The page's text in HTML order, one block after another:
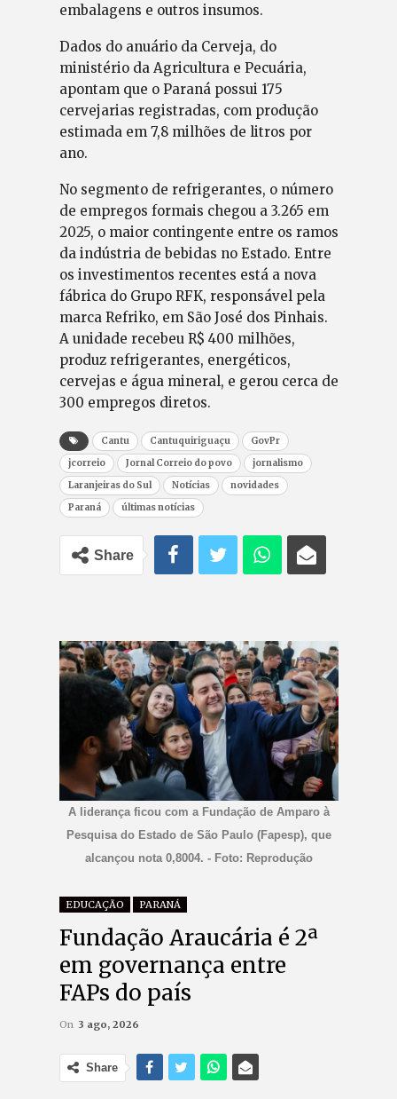
embalagens e outros insumos.
Dados do anuário da Cerveja, do
ministério da Agricultura e Pecuária,
apontam que o Paraná possui 175
cervejarias registradas, com produção
estimada em 7,8 milhões de litros por
ano.
No segmento de refrigerantes, o número
de empregos formais chegou a 3.265 em
2025, o maior contingente entre os ramos
da indústria de bebidas no Estado. Entre
os investimentos recentes está a nova
fábrica do Grupo RFK, responsável pela
marca Refriko, em São José dos Pinhais.
A unidade recebeu R$ 400 milhões,
produz refrigerantes, energéticos,
cervejas e água mineral, e gerou cerca de
300 empregos diretos.
Cantu Cantuquiriguaçu
GovPr
jcorreio
Jornal Correio do povo
jornalismo
Laranjeiras do Sul
Notícias
novidades
Paraná
últimas notícias
Share
A liderança ficou com a Fundação de Amparo à
Pesquisa do Estado de São Paulo (Fapesp), que
alcançou nota 0,8004. - Foto: Reprodução
EDUCAÇÃO PARANÁ
Fundação Araucária é 2ª
em governança entre
FAPs do país
On 3 ago, 2026
Share